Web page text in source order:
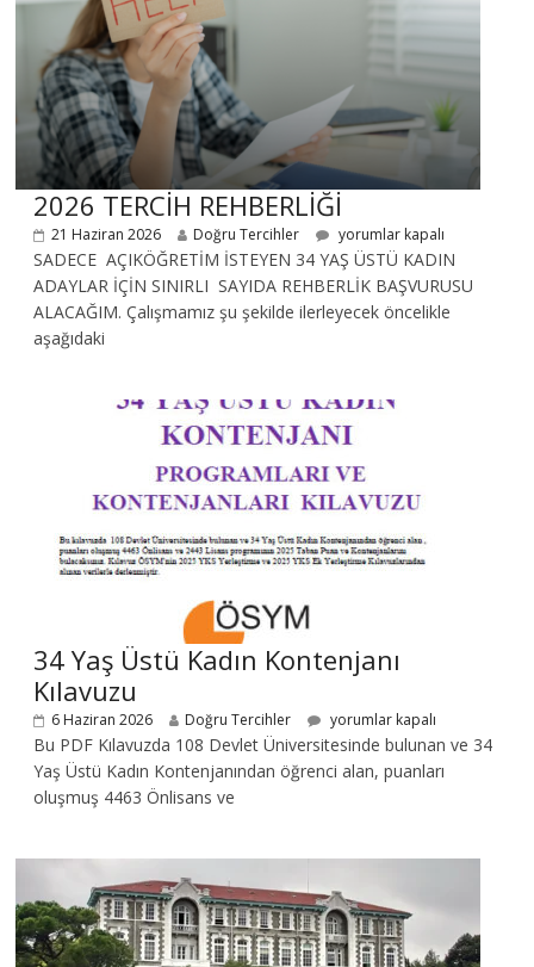
2026 TERCİH REHBERLİĞİ
21 Haziran 2026 Doğru Tercihler yorumlar kapalı
SADECE AÇIKÖĞRETİM İSTEYEN 34 YAŞ ÜSTÜ KADIN
ADAYLAR İÇİN SINIRLI SAYIDA REHBERLİK BAŞVURUSU
ALACAĞIM. Çalışmamız şu şekilde ilerleyecek öncelikle
aşağıdaki
34 Yaş Üstü Kadın Kontenjanı
Kılavuzu
6 Haziran 2026 Doğru Tercihler yorumlar kapalı
Bu PDF Kılavuzda 108 Devlet Üniversitesinde bulunan ve 34
Yaş Üstü Kadın Kontenjanından öğrenci alan, puanları
oluşmuş 4463 Önlisans ve